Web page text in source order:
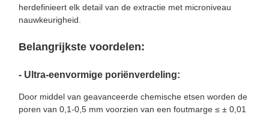
herdefinieert elk detail van de extractie met microniveau
nauwkeurigheid.
Belangrijkste voordelen:
- Ultra-eenvormige poriënverdeling:
Door middel van geavanceerde chemische etsen worden de
poren van 0,1-0,5 mm voorzien van een foutmarge ≤ ± 0,01